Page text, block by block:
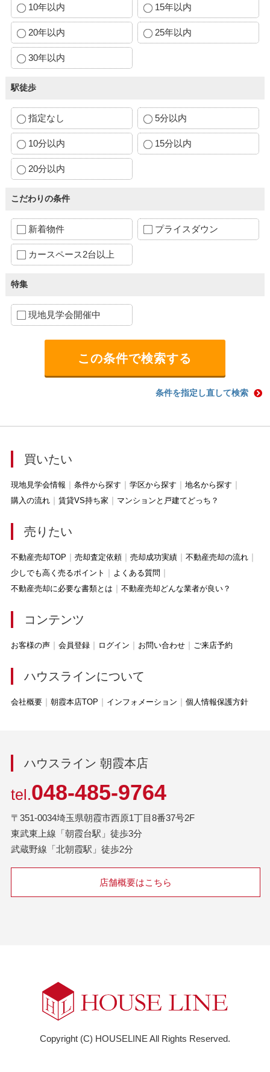
10年以内 15年以内
20年以内 25年以内
30年以内
駅徒歩
指定なし 5分以内
10分以内 15分以内
20分以内
こだわりの条件
新着物件 プライスダウン
カースペース2台以上
特集
現地見学会開催中
条件を指定し直して検索
買いたい
現地見学会情報 条件から探す 学区から探す
地名から探す
購入の流れ
賃貸VS持ち家 マンションと戸建てどっち？
売りたい
不動産売却TOP 売却査定依頼 売却成功実績
不動産売却の流れ
少しでも高く売るポイント
よくある質問
不動産売却に必要な書類とは
不動産売却どんな業者が良い？
コンテンツ
お客様の声 会員登録 ログイン お問い合わせ ご来店予約
ハウスラインについて
会社概要 朝霞本店TOP インフォメーション 個人情報保護方針
ハウスライン 朝霞本店
tel.048-485-9764
〒351-0034埼玉県朝霞市西原1丁目8番37号2F
東武東上線「朝霞台駅」徒歩3分
武蔵野線「北朝霞駅」徒歩2分
店舗概要はこちら
Copyright (C) HOUSELINE All Rights Reserved.